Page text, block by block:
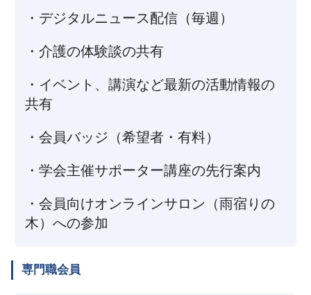
・デジタルニュース配信（毎週）
・介護の体験談の共有
・イベント、講演など最新の活動情報の
共有
・会員バッジ（希望者・有料）
・学会主催サポーター講座の先行案内
・会員向けオンラインサロン（雨宿りの
木）への参加
専門職会員